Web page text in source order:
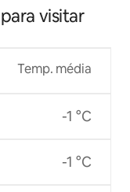
visitar
Temp. média
-1 °C
-1 °C